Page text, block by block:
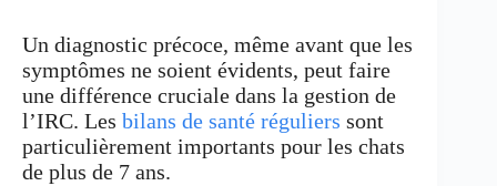
Un diagnostic précoce, même avant que les
symptômes ne soient évidents, peut faire
une différence cruciale dans la gestion de
l’IRC. Les bilans de santé réguliers sont
particulièrement importants pour les chats
de plus de 7 ans.